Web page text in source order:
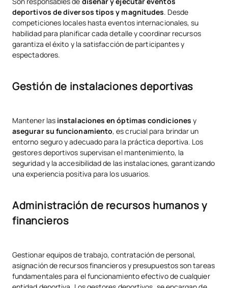
deportivos de diversos tipos y magnitudes. Desde
competiciones locales hasta eventos internacionales, su
habilidad para planificar cada detalle y coordinar recursos
garantiza el éxito y la satisfacción de participantes y
espectadores.
Gestión de instalaciones deportivas
Mantener las instalaciones en óptimas condicionesy
asegurar su funcionamiento, es crucial para brindar un
entorno seguro y adecuado para la práctica deportiva. Los
gestores deportivos supervisan el mantenimiento, la
seguridad y la accesibilidad de las instalaciones, garantizando
una experiencia positiva para los usuarios.
Administración de recursos humanos y
financieros
Gestionar equipos de trabajo, contratación de personal,
asignación de recursos financieros y presupuestos son tareas
fundamentales para el funcionamiento efectivo de cualquier